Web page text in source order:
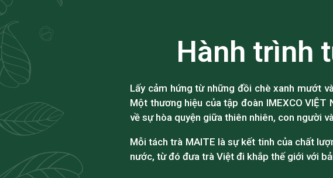
Hành trình
Lấy cảm hứng từ những đồi chè xanh mướt
Một thương hiệu của tập đoàn IMEXCO
về sự hòa quyện giữa thiên nhiên, con người
Mỗi tách trà MAITE là sự kết tinh của chất
nước, từ đó đưa trà Việt đi khắp thế giới với